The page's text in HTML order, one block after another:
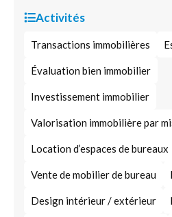
Activités
Transactions immobilières
Évaluation bien immobilier
Investissement immobilier
Valorisation immobilière par
Location d’espaces de bureaux
Vente de mobilier de bureau
Design intérieur / extérieur